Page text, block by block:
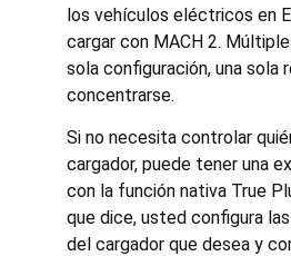
los vehículos eléctricos en
cargar con MACH 2.
sola configuración, una sola
concentrarse.
Si no necesita controlar
cargador, puede tener una
con la función nativa True
que dice, usted configura
del cargador que desea y